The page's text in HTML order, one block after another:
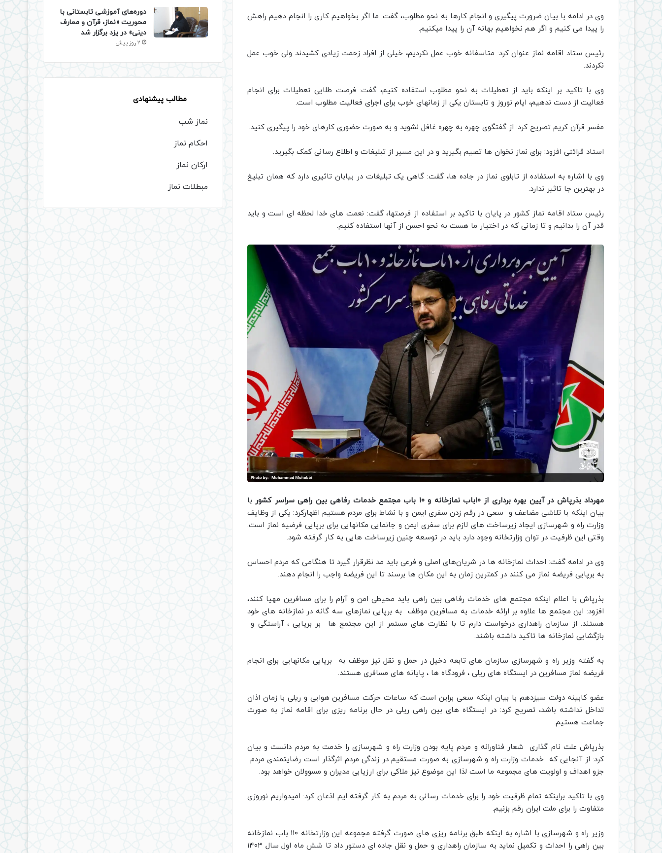
وی در ادامه با بیان ضرورت پیگیری و انجام کارها به نحو مطلوب، گفت: ما اگر بخواهیم کاری را انجام دهیم راهش
را پیدا می کنیم و اگر هم نخواهیم بهانه آن را پیدا میکنیم.
رئیس ستاد اقامه نماز عنوان کرد: متاسفانه خوب عمل نکردیم، خیلی از افراد زحمت زیادی کشیدند ولی خوب عمل
نکردند.
وی با تاکید بر اینکه باید از تعطیلات به نحو مطلوب استفاده کنیم، گفت: فرصت طلایی تعطیلات برای انجام
فعالیت از دست ندهیم، ایام نوروز و تابستان یکی از زمانهای خوب برای اجرای فعالیت مطلوب است.
مفسر قرآن کریم تصریح کرد: از گفتگوی چهره به چهره غافل نشوید و به صورت حضوری کارهای خود را پیگیری کنید.
استاد قرائتی افزود: برای نماز نخوان ها تصیم بگیرید و در این مسیر از تبلیغات و اطلاع رسانی کمک بگیرید.
وی با اشاره به استفاده از تابلوی نماز در جاده ها، گفت: گاهی یک تبلیغات در بیابان تاثیری دارد که همان تبلیغ
در بهترین جا تاثیر ندارد.
رئیس ستاد اقامه نماز کشور در پایان با تاکید بر استفاده از فرصتها، گفت: نعمت های خدا لحظه ای است و باید
قدر آن را بدانیم و تا زمانی که در اختیار ما هست به نحو احسن از آنها استفاده کنیم.
مهرداد بذرپاش در آیین بهره برداری از ۱۰باب نمازخانه و ۱۰ باب مجتمع خدمات رفاهی بین راهی سراسر کشور
با
بیان اینکه با تلاشی مضاعف و سعی در رقم زدن سفری ایمن و با نشاط برای مردم هستیم اظهارکرد: یکی از وظایف
وزارت راه و شهرسازی ایجاد زیرساخت های لازم برای سفری ایمن و جانمایی مکانهایی برای برپایی فرضیه نماز است.
وقتی این ظرفیت در توان وزارتخانه وجود دارد باید در توسعه چنین زیرساخت هایی به کار گرفته شود.
وی در ادامه گفت: احداث نمازخانه ها در شریان‌های اصلی و فرعی باید مد نظرقرار گیرد تا هنگامی که مردم احساس
به برپایی فریضه نماز می کنند در کمترین زمان به این مکان ها برسند تا این فریضه واجب را انجام دهند.
بذرپاش با اعلام اینکه مجتمع های خدمات رفاهی بین راهی باید محیطی امن و آرام را برای مسافرین مهیا کنند،
افزود: این مجتمع ها علاوه بر ارائه خدمات به مسافرین موظف به برپایی نمازهای سه گانه در نمازخانه های خود
هستند. از سازمان راهداری درخواست دارم تا با نظارت های مستمر از این مجتمع ها بر برپایی ، آراستگی و
بازگشایی نمازخانه ها تاکید داشته باشند.
به گفته وزیر راه و شهرسازی سازمان های تابعه دخیل در حمل و نقل نیز موظف به برپایی مکانهایی برای انجام
فریضه نماز مسافرین در ایستگاه های ریلی ، فرودگاه ها ، پایانه های مسافری هستند.
عضو کابینه دولت سیزدهم با بیان اینکه سعی براین است که ساعات حرکت مسافرین هوایی و ریلی با زمان اذان
تداخل نداشته باشد، تصریح کرد: در ایستگاه های بین راهی ریلی در حال برنامه ریزی برای اقامه نماز به صورت
جماعت هستیم.
بذرپاش علت نام گذاری شعار فناورانه و مردم پایه بودن وزارت راه و شهرسازی را خدمت به مردم دانست و بیان
کرد: از آنجایی که خدمات وزارت راه و شهرسازی به صورت مستقیم در زندگی مردم اثرگذار است رضایتمندی مردم
جزو اهداف و اولویت های مجموعه ما است لذا این موضوع نیز ملاکی برای ارزیابی مدیران و مسوولان خواهد بود.
وی با تاکید براینکه تمام ظرفیت خود را برای خدمات رسانی به مردم به کار گرفته ایم اذعان کرد: امیدواریم نوروزی
متفاوت را برای ملت ایران رقم بزنیم.
وزیر راه و شهرسازی با اشاره به اینکه طبق برنامه ریزی های صورت گرفته مجموعه این وزارتخانه ۱۱۰ باب نمازخانه
بین راهی را احداث و تکمیل نماید به سازمان راهداری و حمل و نقل جاده ای دستور داد تا شش ماه اول سال ۱۴۰۳
دوره‌های آموزشی تابستانی با
محوریت «نماز، قرآن و معارف
دینی» در یزد برگزار شد
2 روز پیش
مطالب پیشنهادی
نماز شب
احکام نماز
ارکان نماز
مبطلات نماز